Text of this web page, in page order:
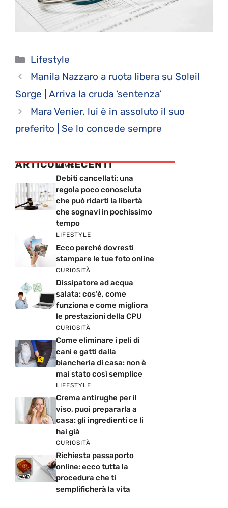
Categorie
Lifestyle
Manila Nazzaro a ruota libera su Soleil
Sorge | Arriva la cruda ‘sentenza’
Mara Venier, lui è in assoluto il suo
preferito | Se lo concede sempre
ARTICOLI RECENTI
NEWS
Debiti cancellati: una
regola poco conosciuta
che può ridarti la libertà
che sognavi in pochissimo
tempo
LIFESTYLE
Ecco perché dovresti
stampare le tue foto online
CURIOSITÀ
Dissipatore ad acqua
salata: cos’è, come
funziona e come migliora
le prestazioni della CPU
CURIOSITÀ
Come eliminare i peli di
cani e gatti dalla
biancheria di casa: non è
mai stato così semplice
LIFESTYLE
Crema antirughe per il
viso, puoi prepararla a
casa: gli ingredienti ce li
hai già
CURIOSITÀ
Richiesta passaporto
online: ecco tutta la
procedura che ti
semplificherà la vita